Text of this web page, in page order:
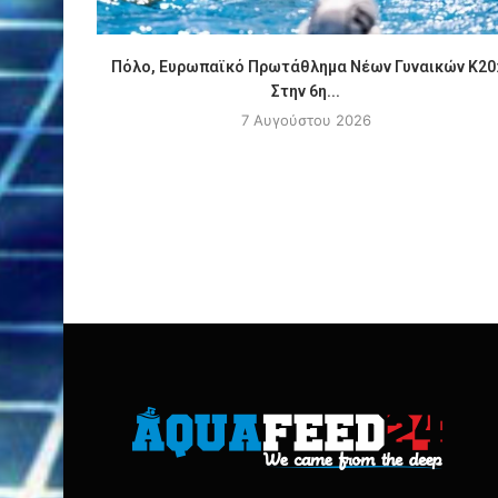
Πόλο, Ευρωπαϊκό Πρωτάθλημα Νέων Γυναικών
Στην 6η...
7 Αυγούστου 2026